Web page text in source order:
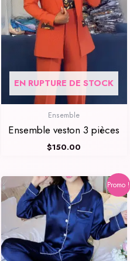
EN RUPTURE DE STOCK
Ensemble
Ensemble veston 3 pièces
$150.00
Promo !
Le
prix
initial
était :
$95.00.
Le
prix
actuel
est :
$60.00.